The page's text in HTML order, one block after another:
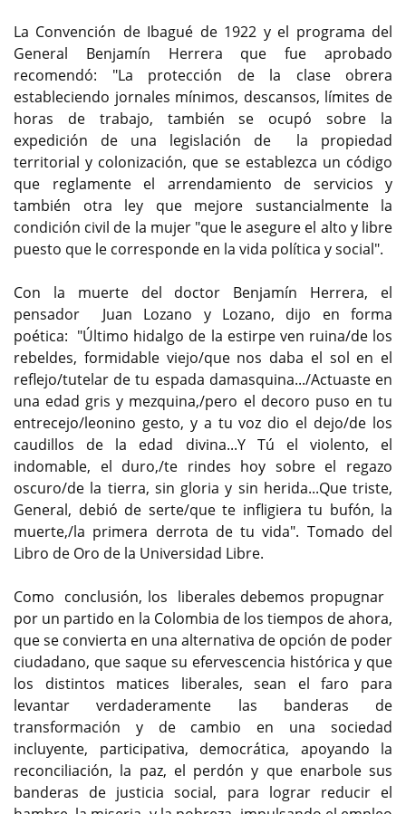
La Convención de Ibagué de 1922 y el programa del
General Benjamín Herrera que fue aprobado
recomendó: "La protección de la clase obrera
estableciendo jornales mínimos, descansos, límites de
horas de trabajo, también se ocupó sobre la
expedición de una legislación de la propiedad
territorial y colonización, que se establezca un código
que reglamente el arrendamiento de servicios y
también otra ley que mejore sustancialmente la
condición civil de la mujer "que le asegure el alto y libre
puesto que le corresponde en la vida política y social".
Con la muerte del doctor Benjamín Herrera, el
pensador Juan Lozano y Lozano, dijo en forma
poética: "Último hidalgo de la estirpe ven ruina/de los
rebeldes, formidable viejo/que nos daba el sol en el
reflejo/tutelar de tu espada damasquina.../Actuaste en
una edad gris y mezquina,/pero el decoro puso en tu
entrecejo/leonino gesto, y a tu voz dio el dejo/de los
caudillos de la edad divina...Y Tú el violento, el
indomable, el duro,/te rindes hoy sobre el regazo
oscuro/de la tierra, sin gloria y sin herida...Que triste,
General, debió de serte/que te infligiera tu bufón, la
muerte,/la primera derrota de tu vida". Tomado del
Libro de Oro de la Universidad Libre.
Como conclusión, los liberales debemos propugnar
por un partido en la Colombia de los tiempos de ahora,
que se convierta en una alternativa de opción de poder
ciudadano, que saque su efervescencia histórica y que
los distintos matices liberales, sean el faro para
levantar verdaderamente las banderas de
transformación y de cambio en una sociedad
incluyente, participativa, democrática, apoyando la
reconciliación, la paz, el perdón y que enarbole sus
banderas de justicia social, para lograr reducir el